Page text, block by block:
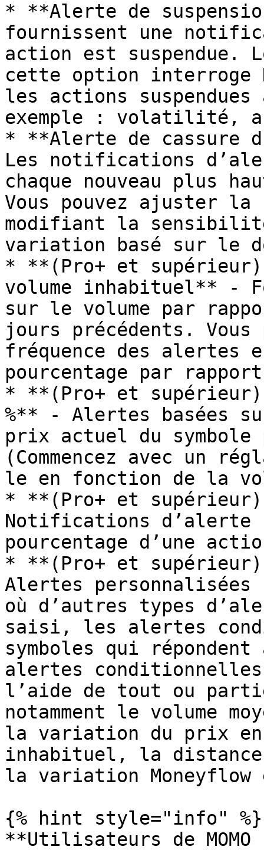
* **Alerte de
fournissent une
action est suspendue.
cette option interroge
les actions
exemple : volatilité,
* **Alerte de cassure
Les notifications
chaque nouveau plus
Vous pouvez ajuster la
modifiant la
variation basé sur le
* **(Pro+ et supérieur)
volume inhabituel** -
sur le volume par
jours précédents.
fréquence des alertes
pourcentage par
* **(Pro+ et supérieur)
%** - Alertes basées
prix actuel du symbole
(Commencez avec un
le en fonction de la
* **(Pro+ et
Notifications d’alerte
pourcentage d’une
* **(Pro+ et
Alertes
où d’autres types
saisi, les alertes
symboles qui
alertes
l’aide de tout ou
notamment le volume
la variation du prix en
inhabituel, la distance
la variation Moneyflow
{% hint style="info" %}
**Utilisateurs de